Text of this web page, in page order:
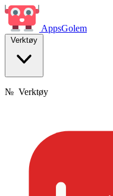
AppsGolem
Verktøy
№ Verktøy